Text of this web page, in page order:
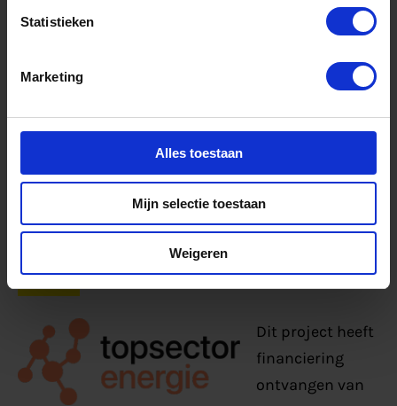
Statistieken
Marketing
Alles toestaan
Mijn selectie toestaan
Weigeren
kosteneffectieve en milieuvriendelijke benadering
tegelijkertijd de technische en economische
sectoren en deed aanbevelingen voor beleid,
regelgeving en samenwerkingsstrategieën om
maatschappelijke, ecologische en economische
voordelen te maximaliseren.
Disclaimer
Dit project heeft
financiering
ontvangen van